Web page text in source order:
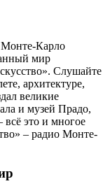
Монте-Карло
мир
Слушайте
архитектуре,
великие
и музей Прадо,
всё это и многое
– радио Монте-